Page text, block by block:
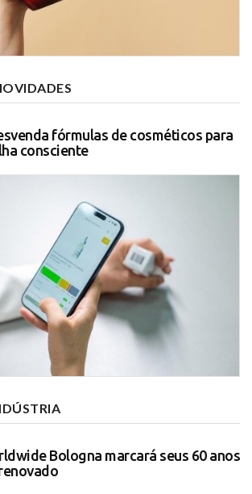
fórmulas de cosméticos para
consciente
Bologna marcará seus 60 anos